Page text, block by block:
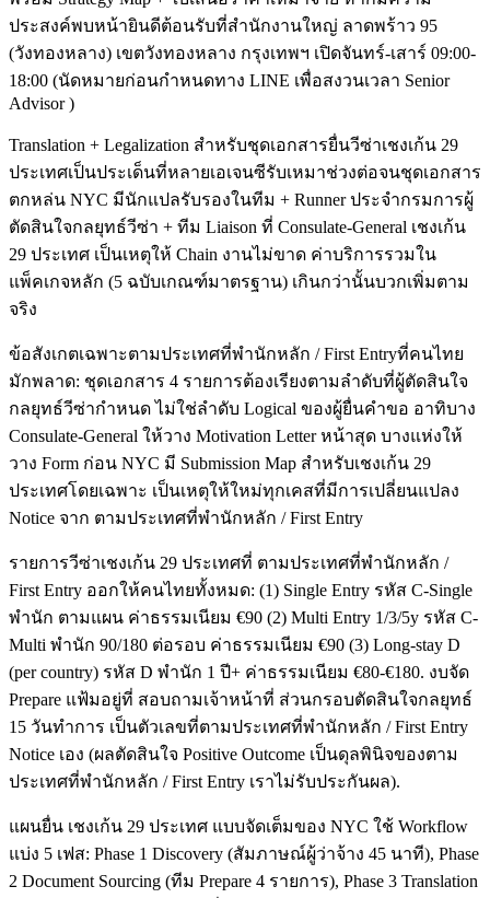
ประสงค์พบหน้ายินดีต้อนรับที่สำนักงานใหญ่ ลาดพร้าว 95
(วังทองหลาง) เขตวังทองหลาง กรุงเทพฯ เปิดจันทร์-เสาร์ 09:00-
18:00 (นัดหมายก่อนกำหนดทาง LINE เพื่อสงวนเวลา Senior
Advisor )
Translation + Legalization สำหรับชุดเอกสารยื่นวีซ่าเชงเก้น 29
ประเทศเป็นประเด็นที่หลายเอเจนซีรับเหมาช่วงต่อจนชุดเอกสาร
ตกหล่น NYC มีนักแปลรับรองในทีม + Runner ประจำกรมการผู้
ตัดสินใจกลยุทธ์วีซ่า + ทีม Liaison ที่ Consulate-General เชงเก้น
29 ประเทศ เป็นเหตุให้ Chain งานไม่ขาด ค่าบริการรวมใน
แพ็คเกจหลัก (5 ฉบับเกณฑ์มาตรฐาน) เกินกว่านั้นบวกเพิ่มตาม
จริง
ข้อสังเกตเฉพาะตามประเทศที่พำนักหลัก / First Entryที่คนไทย
มักพลาด: ชุดเอกสาร 4 รายการต้องเรียงตามลำดับที่ผู้ตัดสินใจ
กลยุทธ์วีซ่ากำหนด ไม่ใช่ลำดับ Logical ของผู้ยื่นคำขอ อาทิบาง
Consulate-General ให้วาง Motivation Letter หน้าสุด บางแห่งให้
วาง Form ก่อน NYC มี Submission Map สำหรับเชงเก้น 29
ประเทศโดยเฉพาะ เป็นเหตุให้ใหม่ทุกเคสที่มีการเปลี่ยนแปลง
Notice จาก ตามประเทศที่พำนักหลัก / First Entry
รายการวีซ่าเชงเก้น 29 ประเทศที่ ตามประเทศที่พำนักหลัก /
First Entry ออกให้คนไทยทั้งหมด: (1) Single Entry รหัส C-Single
พำนัก ตามแผน ค่าธรรมเนียม €90 (2) Multi Entry 1/3/5y รหัส C-
Multi พำนัก 90/180 ต่อรอบ ค่าธรรมเนียม €90 (3) Long-stay D
(per country) รหัส D พำนัก 1 ปี+ ค่าธรรมเนียม €80-€180. งบจัด
Prepare แฟ้มอยู่ที่ สอบถามเจ้าหน้าที่ ส่วนกรอบตัดสินใจกลยุทธ์
15 วันทำการ เป็นตัวเลขที่ตามประเทศที่พำนักหลัก / First Entry
Notice เอง (ผลตัดสินใจ Positive Outcome เป็นดุลพินิจของตาม
ประเทศที่พำนักหลัก / First Entry เราไม่รับประกันผล).
แผนยื่น เชงเก้น 29 ประเทศ แบบจัดเต็มของ NYC ใช้ Workflow
แบ่ง 5 เฟส: Phase 1 Discovery (สัมภาษณ์ผู้ว่าจ้าง 45 นาที), Phase
2 Document Sourcing (ทีม Prepare 4 รายการ), Phase 3 Translation